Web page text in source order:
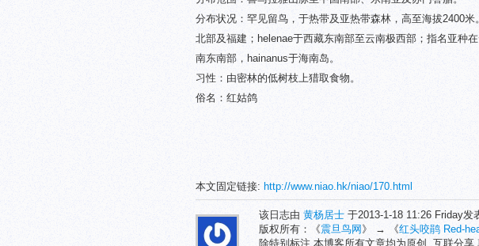
分布状况：罕见留鸟，于热带及亚热带森林，高至海拔2400
北部及福建；helenae于西藏东南部至云南极西部；指名亚种
南东南部，hainanus于海南岛。
习性：由密林的低树枝上猎取食物。
俗名：红姑鸽
本文固定链接: http://www.niao.hk/niao/170.html
该日志由 黄杨居士 于2013-1-18 11:26 Friday发
版权所有：《震旦鸟网 》 → 《红头咬鹃 Red-
除特别标注,本博客所有文章均为原创. 互联分